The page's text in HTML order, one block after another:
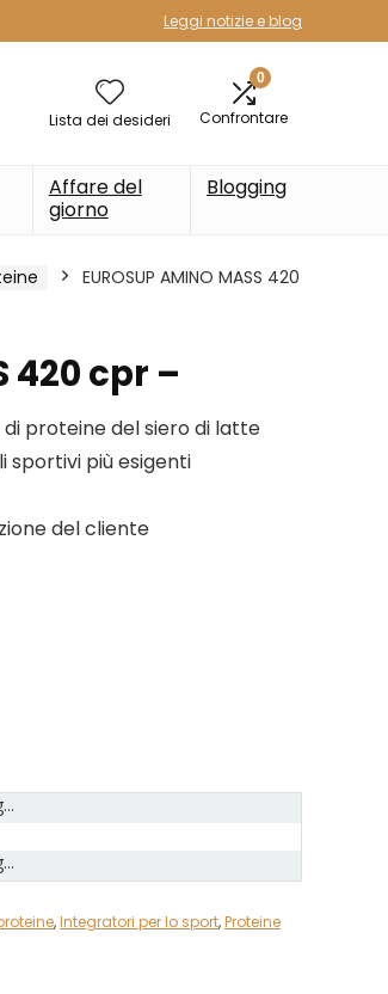
Leggi notizie e blog
Lista dei desideri
0
Confrontare
Affare del
giorno
Blogging
EUROSUP AMINO MASS 420
420 cpr –
proteine del siero di latte
sportivi più esigenti
del cliente
,Integratori per lo sport,Proteine